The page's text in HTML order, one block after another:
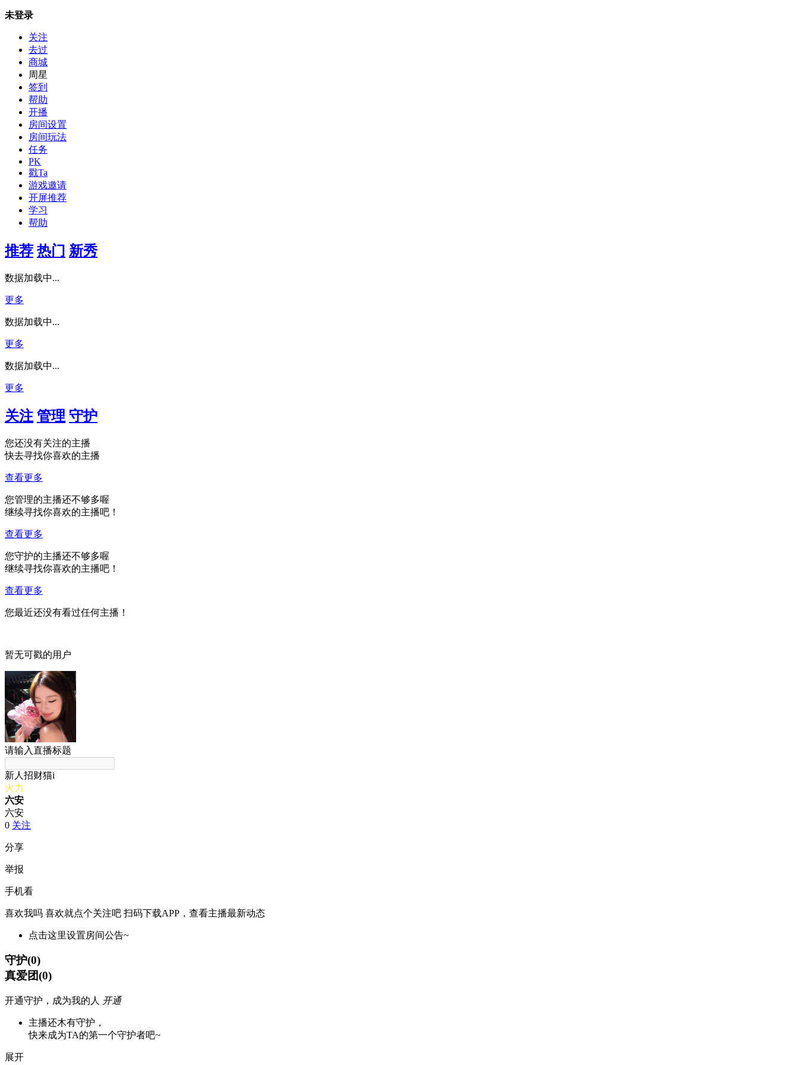
未登录
关注
去过
商城
周星
签到
帮助
开播
房间设置
房间玩法
任务
PK
戳Ta
游戏邀请
开屏推荐
学习
帮助
推荐 热门 新秀
数据加载中...
更多
数据加载中...
更多
数据加载中...
更多
关注 管理 守护
您还没有关注的主播
快去寻找你喜欢的主播
查看更多
您管理的主播还不够多喔
继续寻找你喜欢的主播吧！
查看更多
您守护的主播还不够多喔
继续寻找你喜欢的主播吧！
查看更多
您最近还没有看过任何主播！
暂无可戳的用户
请输入直播标题
新人招财猫i
火力
六安
六安
0 关注
分享
举报
手机看
喜欢我吗 喜欢就点个关注吧 扫码下载APP，查看主播最新动态
点击这里设置房间公告~
守护(0)
真爱团(0)
开通守护，成为我的人 开通
主播还木有守护，
快来成为TA的第一个守护者吧~
展开